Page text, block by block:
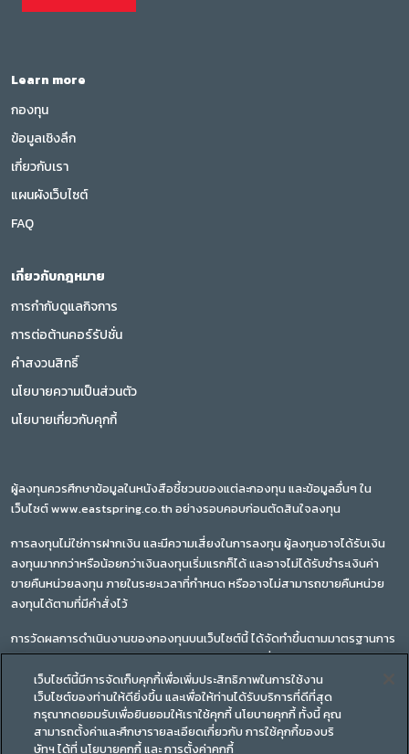
Learn more
กองทุน
ข้อมูลเชิงลึก
เกี่ยวกับเรา
แผนผังเว็บไซต์
FAQ
เกี่ยวกับกฎหมาย
การกำกับดูแลกิจการ
การต่อต้านคอร์รัปชั่น
คำสงวนสิทธิ์
นโยบายความเป็นส่วนตัว
นโยบายเกี่ยวกับคุกกี้
ผู้ลงทุนควรศึกษาข้อมูลในหนังสือชี้ชวนของแต่ละกองทุน และข้อมูลอื่นๆ ใน
เว็บไซต์ www.eastspring.co.th อย่างรอบคอบก่อนตัดสินใจลงทุน
การลงทุนไม่ใช่การฝากเงิน และมีความเสี่ยงในการลงทุน ผู้ลงทุนอาจได้รับเงิน
ลงทุนมากกว่าหรือน้อยกว่าเงินลงทุนเริ่มแรกก็ได้ และอาจไม่ได้รับชำระเงินค่า
ขายคืนหน่วยลงทุน ภายในระยะเวลาที่กำหนด หรืออาจไม่สามารถขายคืนหน่วย
ลงทุนได้ตามที่มีคำสั่งไว้
การวัดผลการดำเนินงานของกองทุนบนเว็บไซต์นี้ ได้จัดทำขึ้นตามมาตรฐานการ
วัดผลการดำเนินงานของสมาคมบริษัทจัดการลงทุน ซึ่งผลการดำเนินงานใน
อดีตของกองทุนรวม มิได้เป็นสิ่งยืนยันถึงผลการดำเนินงานในอนาคต
ทำความเข้าใจลักษณะสินค้า เงื่อนไขผลตอบแทน และความเสี่ยงก่อนตัดสินใจ
ลงทุน
เว็บไซต์นี้มีการจัดเก็บคุกกี้เพื่อเพิ่มประสิทธิภาพในการใช้งาน
เว็บไซต์ของท่านให้ดียิ่งขึ้น และเพื่อให้ท่านได้รับบริการที่ดีที่สุด
กรุณากดยอมรับเพื่อยินยอมให้เราใช้คุกกี้ นโยบายคุกกี้ ทั้งนี้ คุณ
สามารถตั้งค่าและศึกษารายละเอียดเกี่ยวกับ การใช้คุกกี้ของบริ
ษัทฯ ได้ที่ นโยบายคุกกี้ และ การตั้งค่าคุกกี้